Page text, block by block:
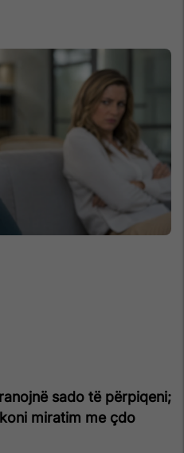
sado të përpiqeni;
miratim me çdo